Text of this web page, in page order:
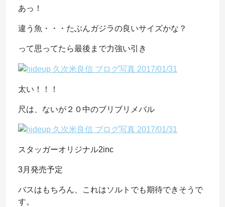
あっ！
違う魚・・・たぶんガジラの良いサイズかな？
って思ってたら最後まで力強い引き
太い！！！
尺は、ないが２０中のブリブリメバル
スタッガーオリジナル2inc
3月発売予定
バスはもちろん、これはソルトでも期待できそうで
す。